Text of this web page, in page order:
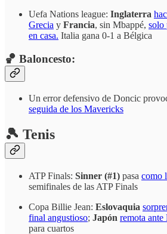
Uefa Nations league: Inglaterra
Grecia y Francia, sin Mbappé, solo
en casa. Italia gana 0-1 a Bélgica
🏀 Baloncesto:
Un error defensivo de Doncic
seguida de los Mavericks
🎾 Tenis
ATP Finals: Sinner (#1) pasa como
semifinales de las ATP Finals
Copa Billie Jean: Eslovaquia
final angustioso; Japón remota ante
para cuartos